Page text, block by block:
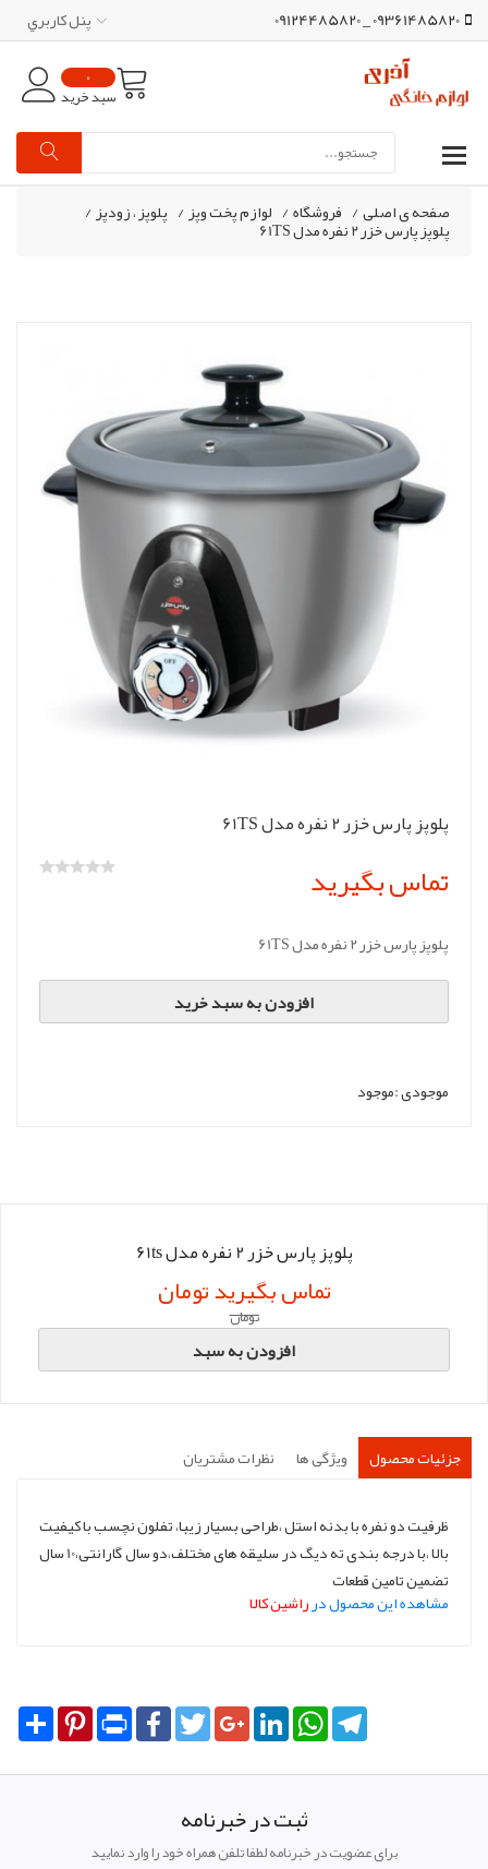
09361485820 _ 09124485820 پنل کاربري
0
سبد خرید
صفحه ی اصلی/ فروشگاه/ لوازم پخت وپز/ پلوپز ، زودپز/
پلوپز پارس خزر 2 نفره مدل 61TS
پلوپز پارس خزر 2 نفره مدل 61TS
تماس بگیرید
پلوپز پارس خزر 2 نفره مدل 61TS
افزودن به سبد خرید
موجودی :موجود
پلوپز پارس خزر 2 نفره مدل 61ts
تماس بگیرید تومان
تومان
افزودن به سبد
جزئیات محصول ویژگی ها نظرات مشتریان
ظرفیت دو نفره با بدنه استل ،طراحی بسیار زیبا، تفلون نچسب با کیفیت
بالا ،با درجه بندی ته دیگ در سلیقه های مختلف،دو سال گارانتی،10 سال
تضمین تامین قطعات
مشاهده این محصول درراشین کالا
Share PinterestPrint FacebookTwitterGoogle+LinkedInWhatsApp
ثبت در خبرنامه
برای عضویت در خبرنامه لطفا تلفن همراه خود را وارد نمایید